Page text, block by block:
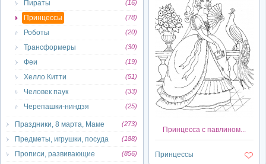
Пираты (16)
Принцессы (78)
Роботы (20)
Трансформеры (30)
Феи (19)
Хелло Китти (51)
Человек паук (33)
Черепашки-ниндзя (25)
Праздники, 8 марта, Маме (273)
Предметы, игрушки, посуда (188)
Прописи, развивающие (856)
Принцесса с павлином...
Принцессы